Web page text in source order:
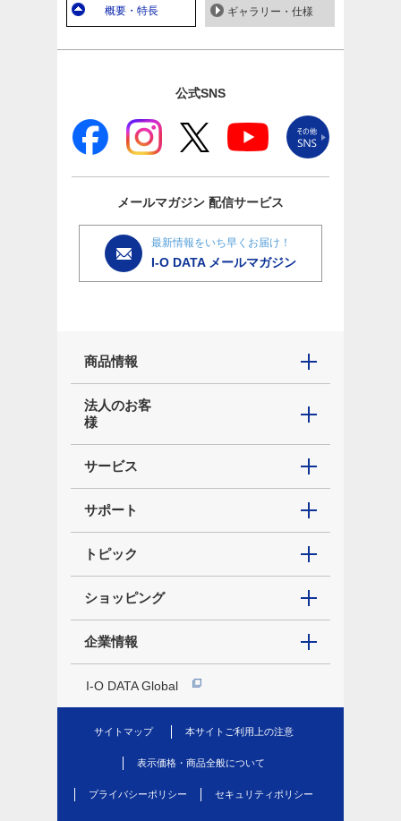
概要・特長 ギャラリー・仕様
公式SNS
メールマガジン 配信サービス
最新情報をいち早くお届け！
I-O DATA メールマガジン
商品情報
法人のお客
様
サービス
サポート
トピック
ショッピング
企業情報
I-O DATA Global
サイトマップ 本サイトご利用上の注意
表示価格・商品全般について
プライバシーポリシー セキュリティポリシー